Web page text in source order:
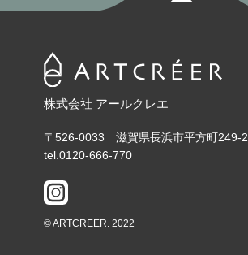
株式会社 アールクレエ
〒526-0033 滋賀県長浜市平方町249-2
tel.0120-666-770
© ARTCREER. 2022